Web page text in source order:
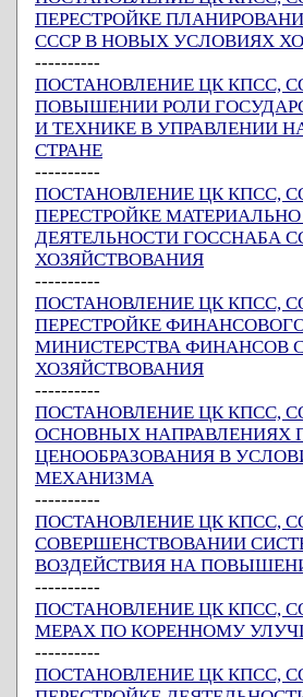
ПЕРЕСТРОЙКЕ
СССР В НОВЫХ УСЛОВИЯХ
----------
ПОСТАНОВЛЕНИЕ ЦК КПСС,
ПОВЫШЕНИИ РОЛИ
И ТЕХНИКЕ В УПРАВЛЕНИИ
СТРАНЕ
----------
ПОСТАНОВЛЕНИЕ ЦК КПСС,
ПЕРЕСТРОЙКЕ
ДЕЯТЕЛЬНОСТИ ГОССНАБА
ХОЗЯЙСТВОВАНИЯ
----------
ПОСТАНОВЛЕНИЕ ЦК КПСС,
ПЕРЕСТРОЙКЕ
МИНИСТЕРСТВА ФИНАНСОВ
ХОЗЯЙСТВОВАНИЯ
----------
ПОСТАНОВЛЕНИЕ ЦК КПСС,
ОСНОВНЫХ НАПРАВЛЕНИЯХ
ЦЕНООБРАЗОВАНИЯ В
МЕХАНИЗМА
----------
ПОСТАНОВЛЕНИЕ ЦК КПСС,
СОВЕРШЕНСТВОВАНИИ
ВОЗДЕЙСТВИЯ НА
----------
ПОСТАНОВЛЕНИЕ ЦК КПСС,
МЕРАХ ПО КОРЕННОМУ
----------
ПОСТАНОВЛЕНИЕ ЦК КПСС,